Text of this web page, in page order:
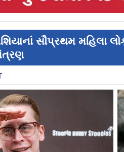
સૌપ્રથમ મહિલા